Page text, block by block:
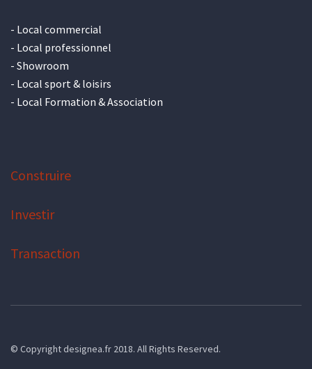
- Local commercial
- Local professionnel
- Showroom
- Local sport & loisirs
- Local Formation & Association
Construire
Investir
Transaction
© Copyright designea.fr 2018. All Rights Reserved.